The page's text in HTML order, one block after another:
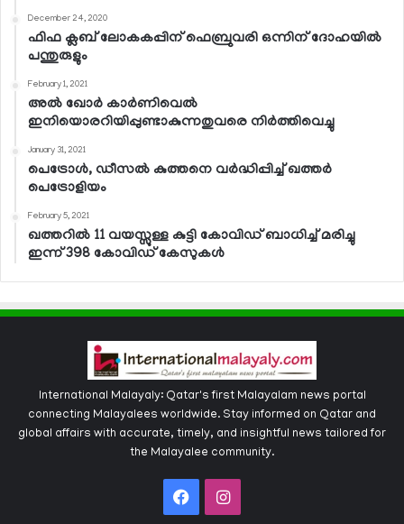
December 24, 2020
ഫിഫ ക്ലബ് ലോകകപ്പിന് ഫെബ്രുവരി ഒന്നിന് ദോഹയില്‍
പന്തുരുളും
February 1, 2021
അല്‍ ഖോര്‍ കാര്‍ണിവെല്‍
ഇനിയൊരറിയിപ്പുണ്ടാകുന്നതുവരെ നിര്‍ത്തിവെച്ചു
January 31, 2021
പെട്രോള്‍, ഡീസല്‍ കുത്തനെ വര്‍ദ്ധിപ്പിച്ച് ഖത്തര്‍
പെട്രോളിയം
February 5, 2021
ഖത്തറില്‍ 11 വയസ്സുള്ള കുട്ടി കോവിഡ് ബാധിച്ച് മരിച്ചു
ഇന്ന് 398 കോവിഡ് കേസുകള്‍
International Malayaly: Qatar's first Malayalam news portal
connecting Malayalees worldwide. Stay informed on Qatar and
global affairs with accurate, timely, and insightful news tailored for
the Malayalee community.
FacebookInstagram